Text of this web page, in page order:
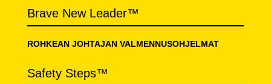
Brave New Leader™
ROHKEAN JOHTAJAN VALMENNUSOHJELMAT
Safety Steps™